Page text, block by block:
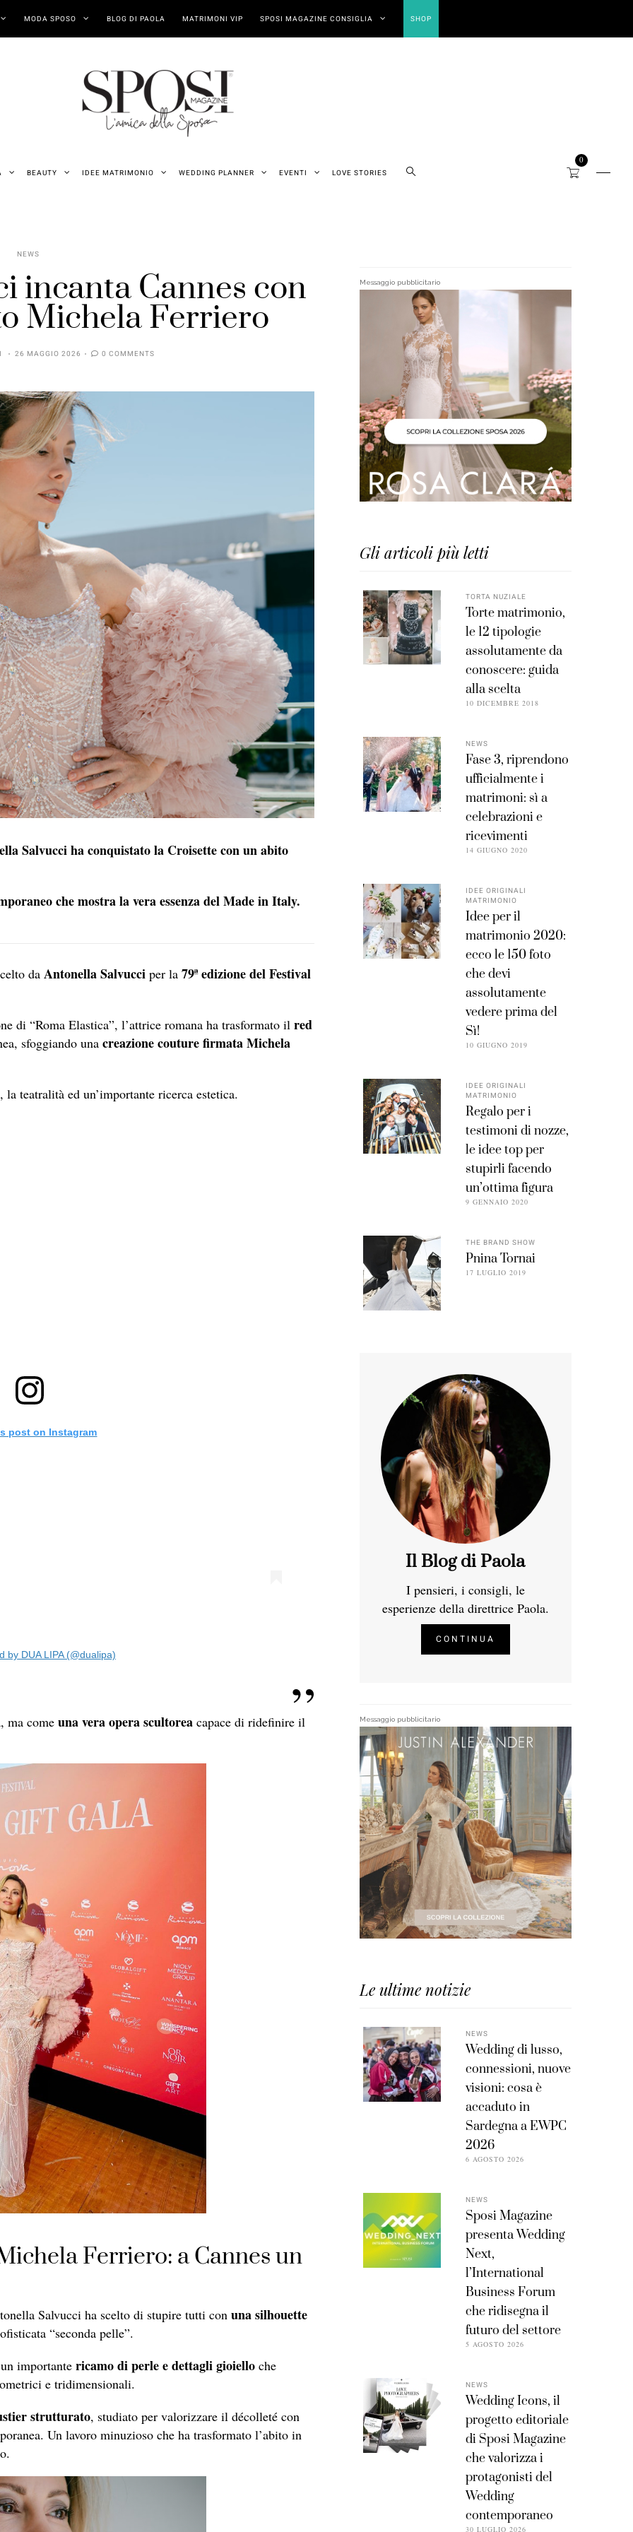
MODA SPOSO BLOG DI PAOLA MATRIMONI VIP SPOSI MAGAZINE CONSIGLIA SHOP
BEAUTY IDEE MATRIMONIO WEDDING PLANNER EVENTI LOVE STORIES
0
NEWS
incanta Cannes con
Michela Ferriero
26 MAGGIO 2026 0 COMMENTS
Salvucci ha conquistato la Croisette con un abito
che mostra la vera essenza del Made in Italy.
da Antonella Salvucci per la 79ª edizione del Festival
di “Roma Elastica”, l’attrice romana ha trasformato il red
sfoggiando una creazione couture firmata Michela
teatralità ed un’importante ricerca estetica.
post on Instagram
by DUA LIPA (@dualipa)
ma come una vera opera scultorea capace di ridefinire il
Ferriero: a Cannes un
Salvucci ha scelto di stupire tutti con una silhouette
“seconda pelle”.
importante ricamo di perle e dettagli gioiello che
e tridimensionali.
strutturato, studiato per valorizzare il décolleté con
Un lavoro minuzioso che ha trasformato l’abito in
Messaggio pubblicitario
Gli articoli più letti
TORTA NUZIALE
Torte matrimonio,
le 12 tipologie
assolutamente da
conoscere: guida
alla scelta
10 DICEMBRE 2018
NEWS
Fase 3, riprendono
ufficialmente i
matrimoni: sì a
celebrazioni e
ricevimenti
14 GIUGNO 2020
IDEE ORIGINALI
MATRIMONIO
Idee per il
matrimonio 2020:
ecco le 150 foto
che devi
assolutamente
vedere prima del
Sì!
10 GIUGNO 2019
IDEE ORIGINALI
MATRIMONIO
Regalo per i
testimoni di nozze,
le idee top per
stupirli facendo
un’ottima figura
9 GENNAIO 2020
THE BRAND SHOW
Pnina Tornai
17 LUGLIO 2019
Il Blog di Paola
I pensieri, i consigli, le
esperienze della direttrice Paola.
CONTINUA
Messaggio pubblicitario
Le ultime notizie
NEWS
Wedding di lusso,
connessioni, nuove
visioni: cosa è
accaduto in
Sardegna a EWPC
2026
6 AGOSTO 2026
NEWS
Sposi Magazine
presenta Wedding
Next,
l’International
Business Forum
che ridisegna il
futuro del settore
5 AGOSTO 2026
NEWS
Wedding Icons, il
progetto editoriale
di Sposi Magazine
che valorizza i
protagonisti del
Wedding
contemporaneo
30 LUGLIO 2026